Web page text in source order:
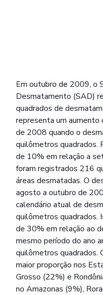
Em outubro de 2009, o
Desmatamento (SAD)
quadrados de
representa um
de 2008 quando o
quilômetros quadrados.
de 10% em relação a
foram registrados 216
áreas desmatadas. O
agosto a outubro de
calendário atual de
quilômetros quadrados.
de 30% em relação ao
mesmo período do ano
quilômetros quadrados.
maior proporção nos
Grosso (22%) e
no Amazonas (9%),